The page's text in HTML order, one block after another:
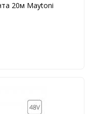
20м Maytoni